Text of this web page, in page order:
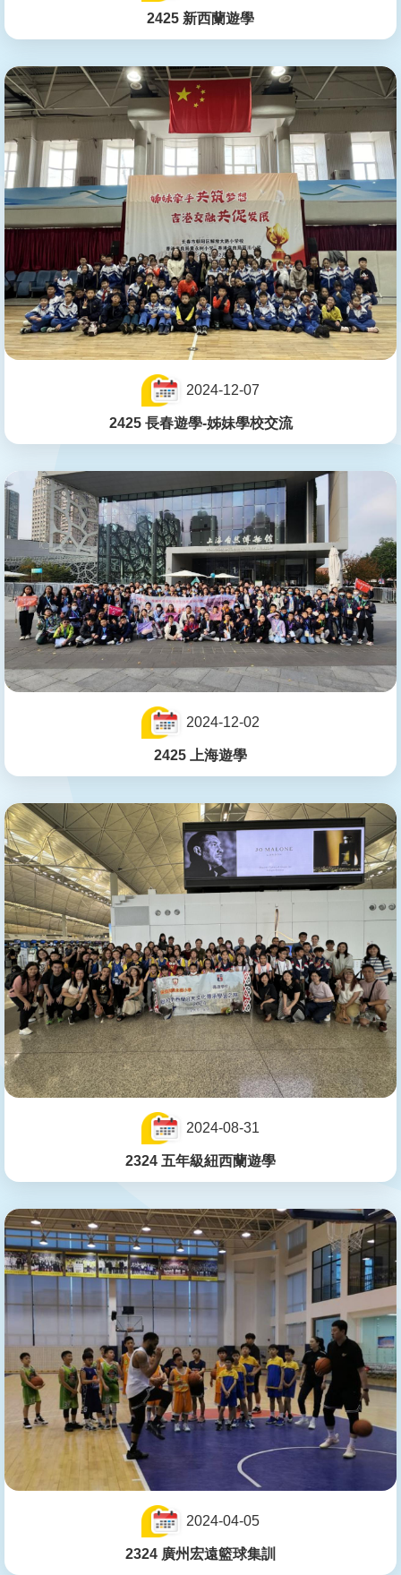
2425 新西蘭遊學
2024-12-07
2425 長春遊學-姊妹學校交流
2024-12-02
2425 上海遊學
2024-08-31
2324 五年級紐西蘭遊學
2024-04-05
2324 廣州宏遠籃球集訓